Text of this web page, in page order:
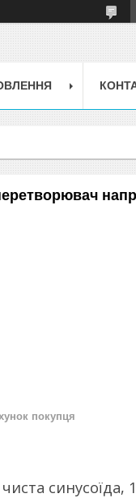
покупця
синусоїда,